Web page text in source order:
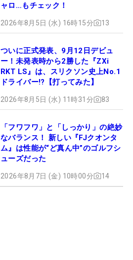
ャロ…もチェック！
2026年8月5日 (水) 16時15分 13
ついに正式発表、9月12日デビュ
ー！未発表時から2勝した『ZXi
RKT LS』は、スリクソン史上No.1
ドライバー!?【打ってみた】
2026年8月5日 (水) 11時31分 83
「フワフワ」と「しっかり」の絶妙
なバランス！ 新しい『FJクオンタ
ム』は性能が“ど真ん中”のゴルフシ
ューズだった
2026年8月7日 (金) 10時00分 14